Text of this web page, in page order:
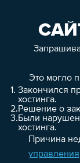
Это могло
1. Закончился
хостинга.
2.Решение о
3.Были
хостинга.
Причина
управления